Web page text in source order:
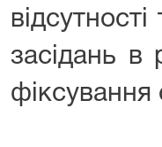
засідань
фіксування